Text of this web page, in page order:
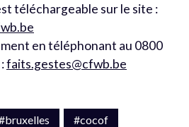
téléchargeable sur le site :
en téléphonant au 0800
faits.gestes@cfwb.be
#cocof